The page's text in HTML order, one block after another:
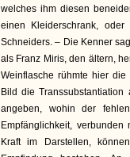
welches ihm diesen
einen Kleiderschrank,
Schneiders. – Die Kenner
als Franz Miris, den ältern,
Weinflasche rühmte hier
Bild die
angeben, wohin der
Empfänglichkeit,
Kraft im Darstellen,